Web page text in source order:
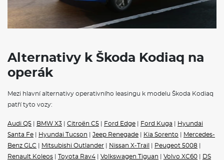
Alternativy k Škoda Kodiaq na
operák
Mezi hlavní alternativy operativního leasingu k modelu Škoda Kodiaq
patří tyto vozy:
Audi Q5 BMW X3 Citroën C5 Ford Edge Ford Kuga
Hyundai
Santa Fe
Hyundai Tucson Jeep Renegade Kia Sorento
Mercedes-
Benz GLC
Mitsubishi Outlander Nissan X-Trail Peugeot 5008
Renault Koleos
Toyota Rav4 Volkswagen Tiguan Volvo XC60
DS